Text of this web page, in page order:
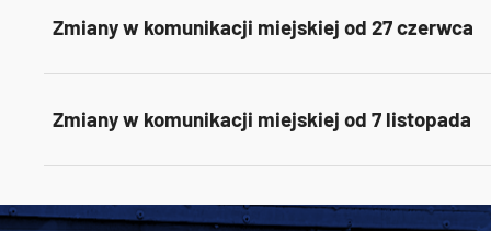
Zmiany w komunikacji miejskiej od 27 czerwca
Zmiany w komunikacji miejskiej od 7 listopada